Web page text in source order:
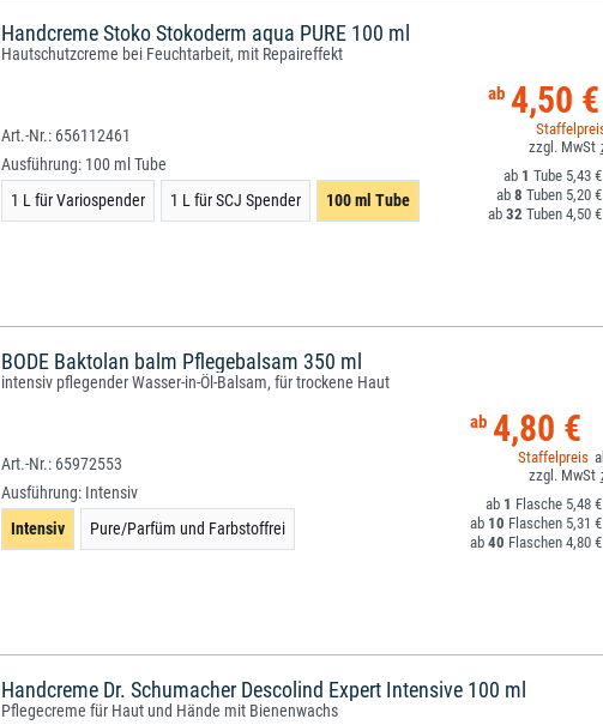
Handcreme Stoko Stokoderm aqua PURE 100 ml
Hautschutzcreme bei Feuchtarbeit, mit Repaireffekt
656112461
Ausführung: 100 ml Tube
1 L für Variospender
1 L für SCJ Spender 100 ml Tube
4,50 €
1 5,43 €
8 5,20 €
32 4,50 €
BODE Baktolan balm Pflegebalsam 350 ml
intensiv pflegender Wasser-in-Öl-Balsam, für trockene Haut
65972553
Ausführung: Intensiv
Intensiv
Pure/Parfüm und Farbstoffrei
4,80 €
1 5,48 €
10 5,31 €
40 4,80 €
Handcreme Dr. Schumacher Descolind Expert Intensive 100 ml
Pflegecreme für Haut und Hände mit Bienenwachs